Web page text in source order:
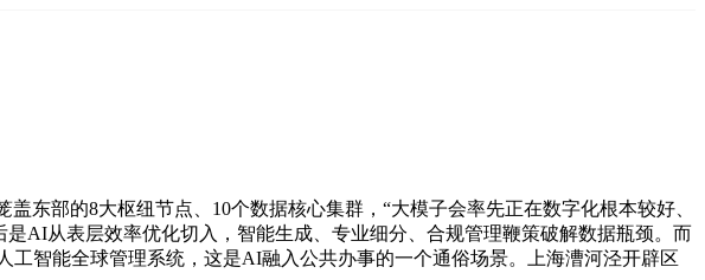
部的8大枢纽节点、10个数据核心集群，“大模子会率先正在数字化根本较好、
AI从表层效率优化切入，智能生成、专业细分、合规管理鞭策破解数据瓶颈。而
智能全球管理系统，这是AI融入公共办事的一个通俗场景。上海漕河泾开辟区